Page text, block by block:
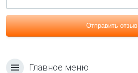
Отправить отзыв
Главное меню